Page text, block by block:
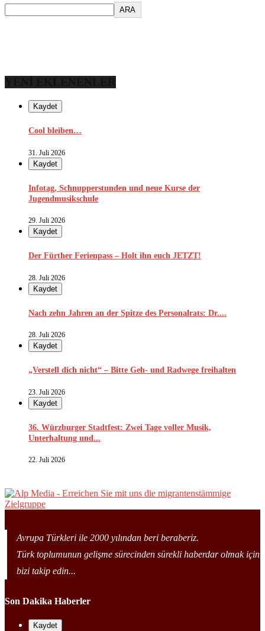
ARA
Kaydet
Cool bleiben…
31. Juli 2026
Kaydet
Infotag, Schnupperstunden und neue Kurse der
Jugendmusikschule
29. Juli 2026
Kaydet
Der Fürther Ferienpass – Holt ihn euch JETZT!
28. Juli 2026
Kaydet
Nach zehn Jahren an der Spitze des Personalrats: Dr....
28. Juli 2026
Kaydet
„Verstell dich nicht“ – Bitte Geh- und Radwege freihalten
23. Juli 2026
Kaydet
36. Würzburger Stadtfest: Zwei Tage voller Musik,
Unterhaltung und...
22. Juli 2026
Avrupa Türkleri ile 2000 yılından beri beraberiz.
Türk toplumunun gelişme sürecinden sürekli haberdar olmak için
bizi takip edin...
Son Dakika Haberler
Kaydet